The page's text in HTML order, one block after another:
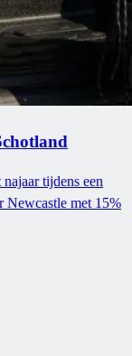
tijdens een
Newcastle met 15%